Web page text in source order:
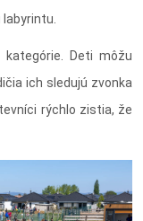
Deti môžu
ich sledujú zvonka
rýchlo zistia, že